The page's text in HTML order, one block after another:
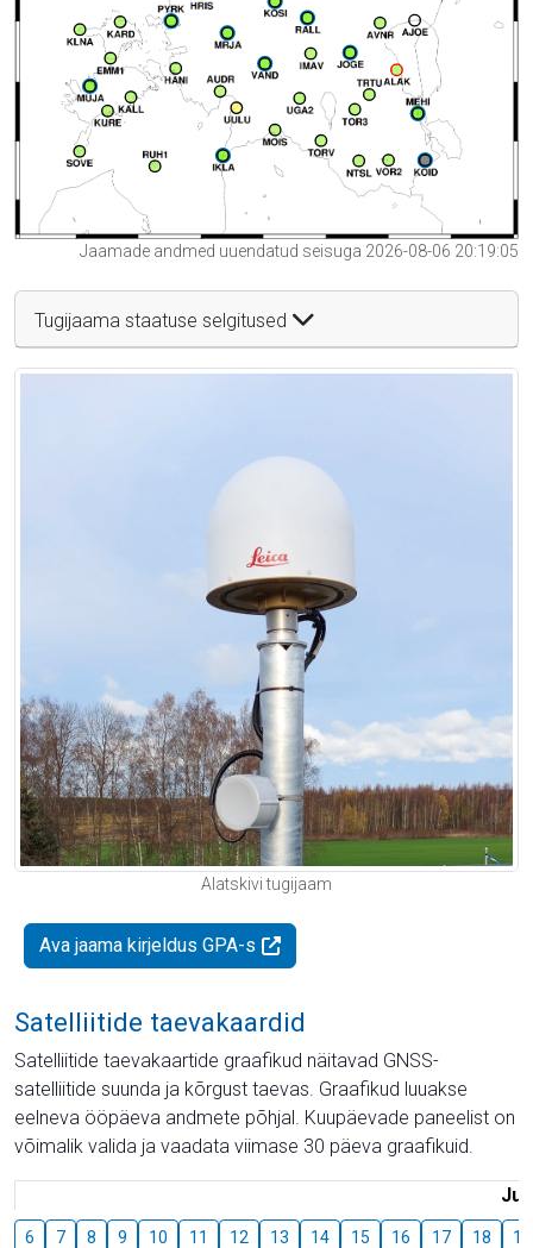
Jaamade andmed uuendatud seisuga 2026-08-06 20:19:05
Tugijaama staatuse selgitused
Alatskivi tugijaam
Ava jaama kirjeldus GPA-s
Satelliitide taevakaardid
Satelliitide taevakaartide graafikud näitavad GNSS-
satelliitide suunda ja kõrgust taevas. Graafikud luuakse
eelneva ööpäeva andmete põhjal. Kuupäevade paneelist on
võimalik valida ja vaadata viimase 30 päeva graafikuid.
6 7 8 9 10 11 12 13 14 15 16 17 18 19